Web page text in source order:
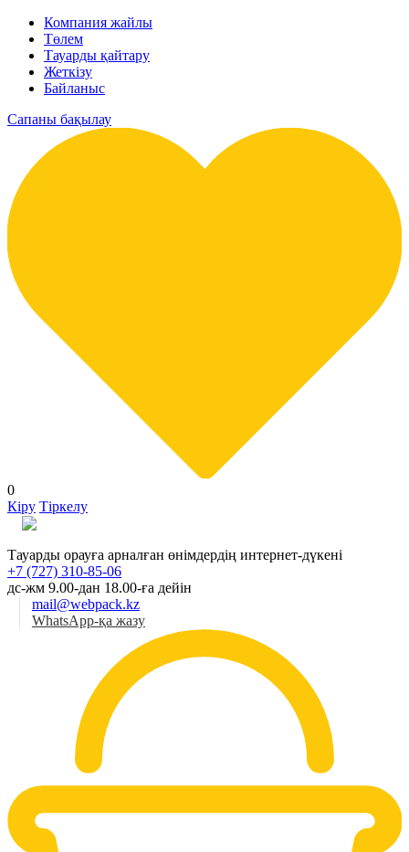
Компания жайлы
Төлем
Тауарды қайтару
Жеткізу
Байланыс
Сапаны бақылау
0
Кіру Тіркелу
Тауарды орауға арналған өнімдердің интернет-дүкені
+7 (727) 310-85-06
дс-жм 9.00-дан 18.00-ға дейін
mail@webpack.kz
WhatsApp-қа жазу